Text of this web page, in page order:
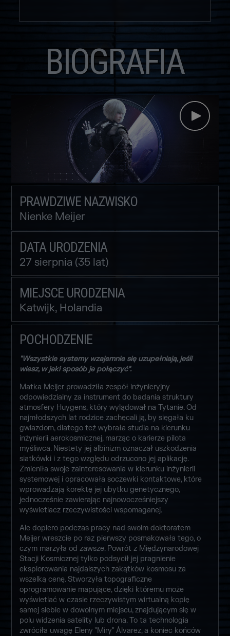
BIOGRAFIA
PRAWDZIWE NAZWISKO
Nienke Meijer
DATA URODZENIA
27 sierpnia (35 lat)
MIEJSCE URODZENIA
Katwijk, Holandia
POCHODZENIE
"Wszystkie systemy wzajemnie się uzupełniają, jeśli
wiesz, w jaki sposób je połączyć".
Matka Meijer prowadziła zespół inżynieryjny
odpowiedzialny za instrument do badania struktury
atmosfery Huygens, który wylądował na Tytanie. Od
najmłodszych lat rodzice zachęcali ją, by sięgała ku
gwiazdom, dlatego też wybrała studia na kierunku
inżynierii aerokosmicznej, marząc o karierze pilota
myśliwca. Niestety jej albinizm oznaczał uszkodzenia
siatkówki i z tego względu odrzucono jej aplikację.
Zmieniła swoje zainteresowania w kierunku inżynierii
systemowej i opracowała soczewki kontaktowe, które
wprowadzają korektę jej ubytku genetycznego,
jednocześnie zawierając najnowocześniejszy
wyświetlacz rzeczywistości wspomaganej.
Ale dopiero podczas pracy nad swoim doktoratem
Meijer wreszcie po raz pierwszy posmakowała tego, o
czym marzyła od zawsze. Powrót z Międzynarodowej
Stacji Kosmicznej tylko podsycił jej pragnienie
eksplorowania najdalszych zakątków kosmosu za
wszelką cenę. Stworzyła topograficzne
oprogramowanie mapujące, dzięki któremu może
wyświetlać w czasie rzeczywistym wirtualną kopię
samej siebie w dowolnym miejscu, znajdującym się w
polu widzenia satelity lub drona. To ta technologia
zwróciła uwagę Eleny "Miry" Álvarez, a koniec końców